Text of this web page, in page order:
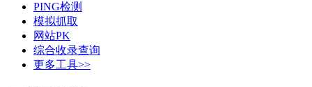
PING检测
模拟抓取
网站PK
综合收录查询
更多工具>>